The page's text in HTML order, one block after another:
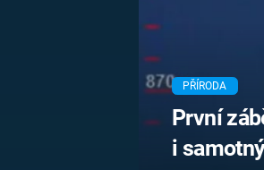
PRVNÍ SVĚTOVÁ
PŘÍRODA
První
i